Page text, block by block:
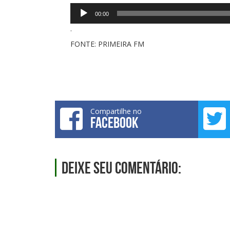
Tocador
áudio
00:00
.
FONTE: PRIMEIRA FM
Compartilhe no
FACEBOOK
Deixe seu comentário: